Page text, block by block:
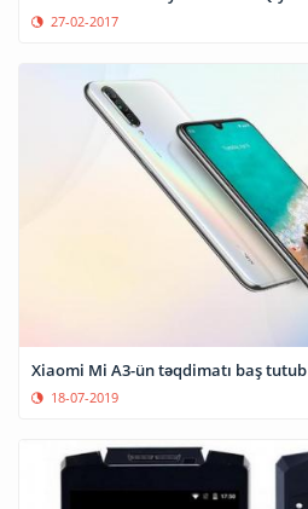
27-02-2017
Xiaomi Mi A3-ün təqdimatı baş tutub
18-07-2019